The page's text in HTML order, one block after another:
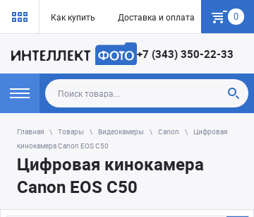
Как купить Доставка и оплата Гарантия
0
+7 (343) 350-22-33
Главная Товары Видеокамеры Canon
Цифровая
кинокамера Canon EOS C50
Цифровая кинокамера
Canon EOS C50